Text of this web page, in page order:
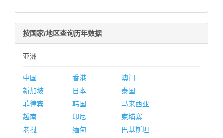
按国家/地区查询历年数据
亚洲
中国 香港
澳门
新加坡
日本
泰国
菲律宾
韩国
马来西亚
越南
印尼
柬埔寨
老挝
缅甸
巴基斯坦